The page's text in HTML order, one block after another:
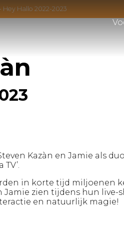
Hey Hallo 2022-2023
Kazàn en Jamie als
in korte tijd miljoenen
zien tijdens hun live-
en natuurlijk magie!